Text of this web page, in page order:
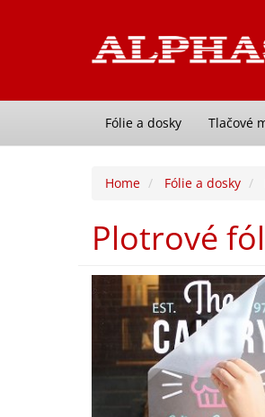
Fólie a dosky Tlačové
Home Fólie a dosky
Plotrové